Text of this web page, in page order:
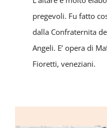
pregevoli. Fu fatto
dalla Confraternita
Angeli. E’ opera di
Fioretti, veneziani.